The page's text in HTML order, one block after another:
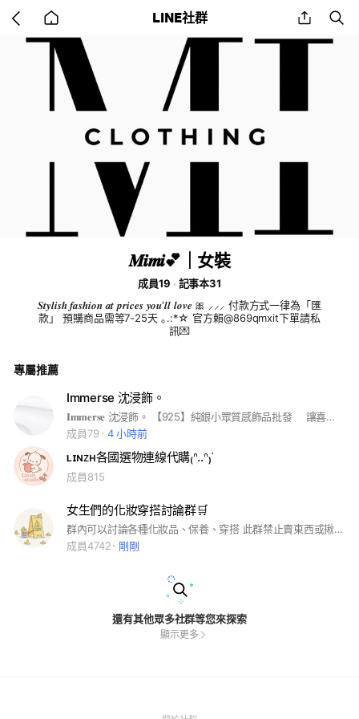
back
home
LINE社群 share
𝑴𝒊𝒎𝒊💕｜女裝
成員19
記事本31
𝑺𝒕𝒚𝒍𝒊𝒔𝒉 𝒇𝒂𝒔𝒉𝒊𝒐𝒏 𝒂𝒕 𝒑𝒓𝒊𝒄𝒆𝒔 𝒚𝒐𝒖'𝒍𝒍 𝒍𝒐𝒗𝒆 🎀 ⸝⸝⸝ 付款方式一律為「匯
款」 預購商品需等7-25天 ｡.:*☆ 官方賴@869qmxit下單請私
訊💌
專屬推薦
Immerse 沈浸飾。
𝐈𝐦𝐦𝐞𝐫𝐬𝐞 沈浸飾。 【925】純銀小眾質感飾品批發 ⠀ 讓喜歡飾品的人都能輕鬆開始✨ 可免年費｜低門檻｜可預約看實體
成員79
4 小時前
ʟɪɴᴢʜ各國選物連線代購₍ᐢ..ᐢ₎ᐝ
成員815
女生們的化妝穿搭討論群🛒
群內可以討論各種化妝品、保養、穿搭 此群禁止賣東西或揪團購🚫 嚴禁發送廣告、詐騙連結🚫
成員4742
剛剛
還有其他眾多社群等您來探索
顯示更多